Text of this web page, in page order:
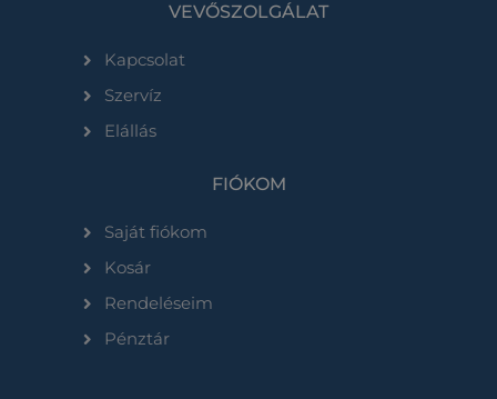
VEVŐSZOLGÁLAT
Kapcsolat
Szervíz
Elállás
FIÓKOM
Saját fiókom
Kosár
Rendeléseim
Pénztár